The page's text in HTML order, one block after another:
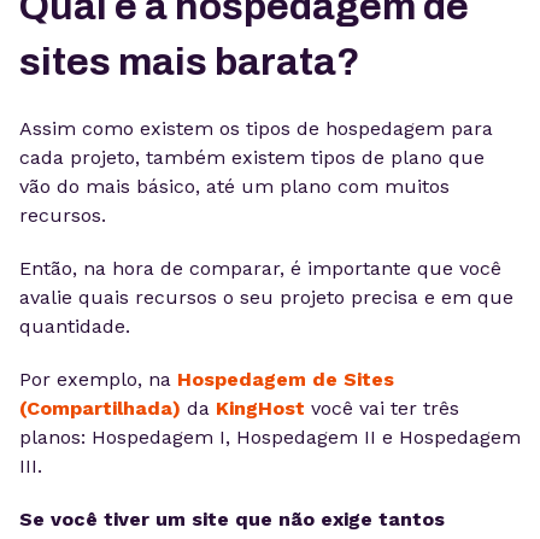
sites mais barata?
Assim como existem os tipos de hospedagem para
cada projeto, também existem tipos de plano que
vão do mais básico, até um plano com muitos
recursos.
Então, na hora de comparar, é importante que você
avalie quais recursos o seu projeto precisa e em que
quantidade.
Por exemplo, na Hospedagem de Sites
(Compartilhada) da KingHost você vai ter três
planos: Hospedagem I, Hospedagem II e Hospedagem
III.
Se você tiver um site que não exige tantos